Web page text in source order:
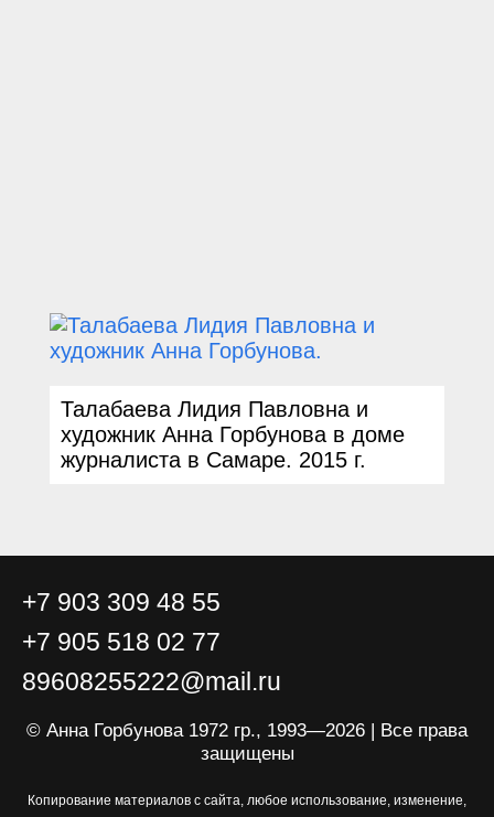
Талабаева Лидия Павловна и
художник Анна Горбунова в доме
журналиста в Самаре. 2015 г.
+7 903 309 48 55
+7 905 518 02 77
89608255222@mail.ru
© Анна Горбунова 1972 гр., 1993—2026 | Все права
защищены
Копирование материалов с сайта, любое использование, изменение,